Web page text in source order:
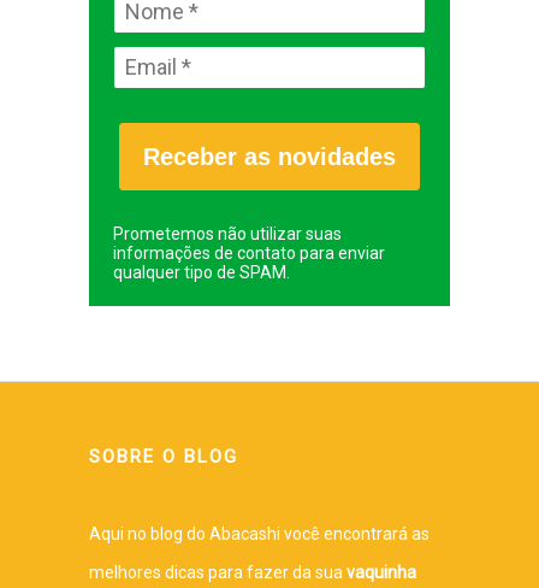
Receber as novidades
Prometemos não utilizar suas
informações de contato para enviar
qualquer tipo de SPAM.
SOBRE O BLOG
Aqui no blog do Abacashi você encontrará as
melhores dicas para fazer da suavaquinha